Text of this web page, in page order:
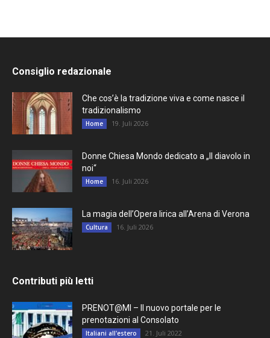
Consiglio redazionale
Che cos’è la tradizione viva e come nasce il
tradizionalismo
Home 19. Juli 2026
Donne Chiesa Mondo dedicato a „Il diavolo in
noi“
Home 16. Juli 2026
La magia dell’Opera lirica all’Arena di Verona
Cultura 16. Juli 2026
Contributi più letti
PRENOT@MI – Il nuovo portale per le
prenotazioni al Consolato
Italiani all'estero 21. Juli 2022